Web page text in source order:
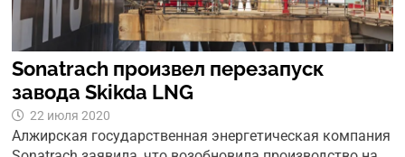
Sonatrach произвел перезапуск
завода Skikda LNG
22 июля 2020
Алжирская государственная энергетическая компания